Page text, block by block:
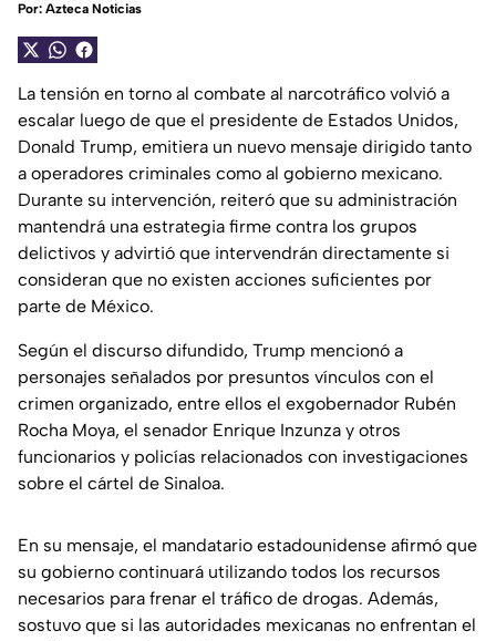
Por: Azteca Noticias
La tensión en torno al combate al narcotráfico volvió a
escalar luego de que el presidente de Estados Unidos,
Donald Trump, emitiera un nuevo mensaje dirigido tanto
a operadores criminales como al gobierno mexicano.
Durante su intervención, reiteró que su administración
mantendrá una estrategia firme contra los grupos
delictivos y advirtió que intervendrán directamente si
consideran que no existen acciones suficientes por
parte de México.
Según el discurso difundido, Trump mencionó a
personajes señalados por presuntos vínculos con el
crimen organizado, entre ellos el exgobernador Rubén
Rocha Moya, el senador Enrique Inzunza y otros
funcionarios y policías relacionados con investigaciones
sobre el cártel de Sinaloa.
En su mensaje, el mandatario estadounidense afirmó que
su gobierno continuará utilizando todos los recursos
necesarios para frenar el tráfico de drogas. Además,
sostuvo que si las autoridades mexicanas no enfrentan el